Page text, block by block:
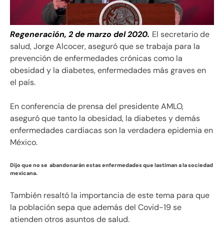
Regeneración, 2 de marzo del 2020. El secretario de
salud, Jorge Alcocer, aseguró que se trabaja para la
prevención de enfermedades crónicas como la
obesidad y la diabetes, enfermedades más graves en
el país.
En conferencia de prensa del presidente AMLO,
aseguró que tanto la obesidad, la diabetes y demás
enfermedades cardiacas son la verdadera epidemia en
México.
Dijo que no se abandonarán estas enfermedades que lastiman a la sociedad
mexicana.
También resaltó la importancia de este tema para que
la población sepa que además del Covid-19 se
atienden otros asuntos de salud.